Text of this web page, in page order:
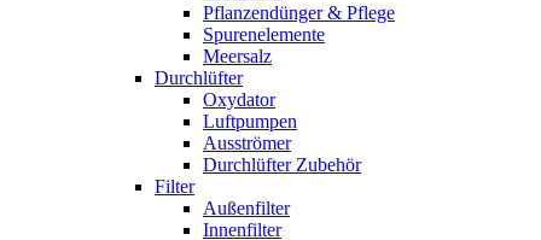
Pflanzendünger & Pflege
Spurenelemente
Meersalz
Durchlüfter
Oxydator
Luftpumpen
Ausströmer
Durchlüfter Zubehör
Filter
Außenfilter
Innenfilter